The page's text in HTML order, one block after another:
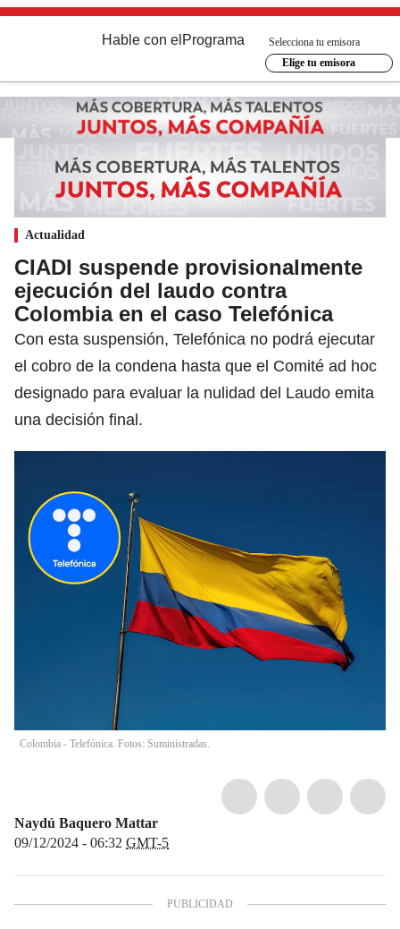
Hable con el Programa
Selecciona tu emisora
Elige tu emisora
Actualidad
CIADI suspende provisionalmente
ejecución del laudo contra
Colombia en el caso Telefónica
Con esta suspensión, Telefónica no podrá ejecutar
el cobro de la condena hasta que el Comité ad hoc
designado para evaluar la nulidad del Laudo emita
una decisión final.
Colombia - Telefónica. Fotos: Suministradas.
Naydú Baquero Mattar
09/12/2024 - 06:32 GMT-5